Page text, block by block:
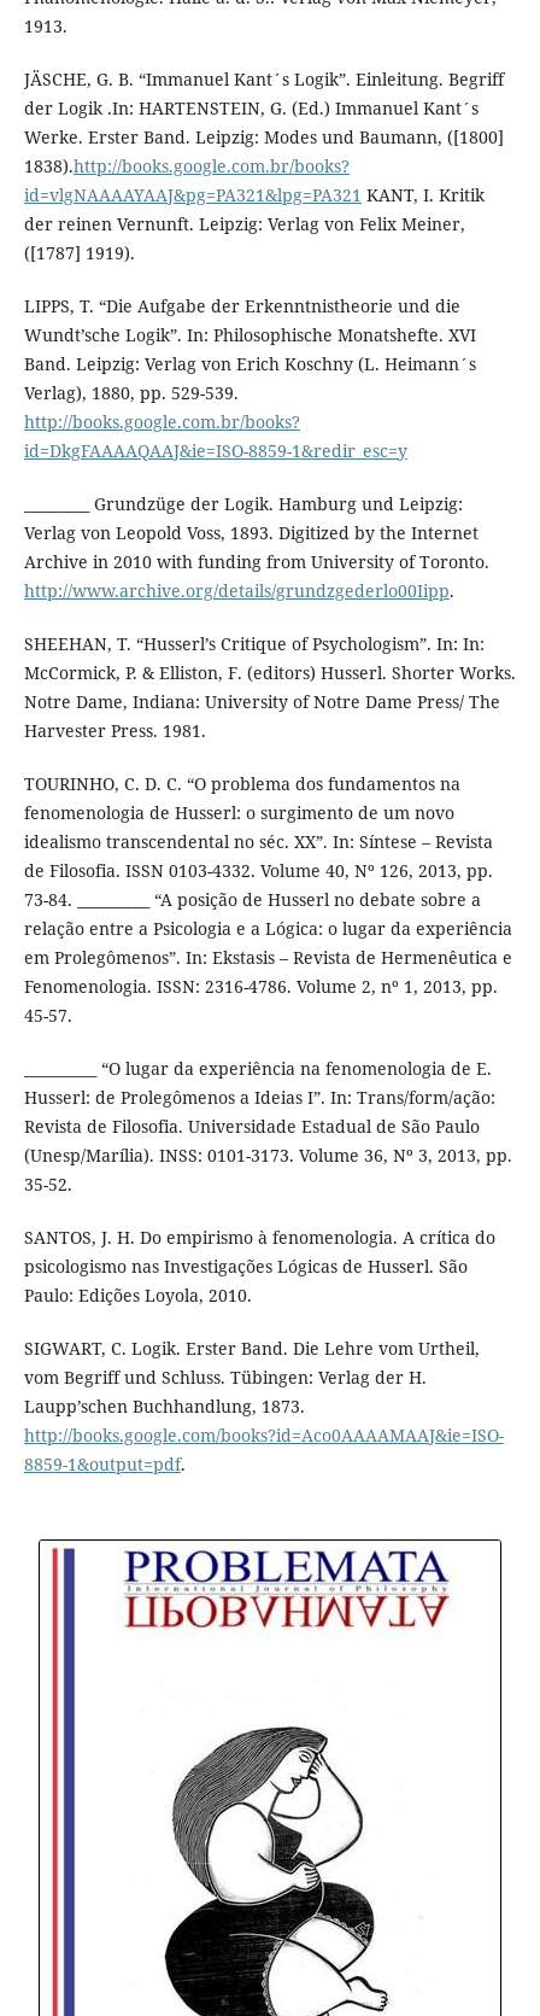
1913.
JÄSCHE, G. B. “Immanuel Kant´s Logik”. Einleitung. Begriff
der Logik .In: HARTENSTEIN, G. (Ed.) Immanuel Kant´s
Werke. Erster Band. Leipzig: Modes und Baumann, ([1800]
1838).http://books.google.com.br/books?
id=vlgNAAAAYAAJ&pg=PA321&lpg=PA321 KANT, I. Kritik
der reinen Vernunft. Leipzig: Verlag von Felix Meiner,
([1787] 1919).
LIPPS, T. “Die Aufgabe der Erkenntnistheorie und die
Wundt’sche Logik”. In: Philosophische Monatshefte. XVI
Band. Leipzig: Verlag von Erich Koschny (L. Heimann´s
Verlag), 1880, pp. 529-539.
http://books.google.com.br/books?
id=DkgFAAAAQAAJ&ie=ISO-8859-1&redir_esc=y
_________ Grundzüge der Logik. Hamburg und Leipzig:
Verlag von Leopold Voss, 1893. Digitized by the Internet
Archive in 2010 with funding from University of Toronto.
http://www.archive.org/details/grundzgederlo00Iipp.
SHEEHAN, T. “Husserl’s Critique of Psychologism”. In: In:
McCormick, P. & Elliston, F. (editors) Husserl. Shorter Works.
Notre Dame, Indiana: University of Notre Dame Press/ The
Harvester Press. 1981.
TOURINHO, C. D. C. “O problema dos fundamentos na
fenomenologia de Husserl: o surgimento de um novo
idealismo transcendental no séc. XX”. In: Síntese – Revista
de Filosofia. ISSN 0103-4332. Volume 40, Nº 126, 2013, pp.
73-84. __________ “A posição de Husserl no debate sobre a
relação entre a Psicologia e a Lógica: o lugar da experiência
em Prolegômenos”. In: Ekstasis – Revista de Hermenêutica e
Fenomenologia. ISSN: 2316-4786. Volume 2, nº 1, 2013, pp.
45-57.
__________ “O lugar da experiência na fenomenologia de E.
Husserl: de Prolegômenos a Ideias I”. In: Trans/form/ação:
Revista de Filosofia. Universidade Estadual de São Paulo
(Unesp/Marília). INSS: 0101-3173. Volume 36, Nº 3, 2013, pp.
35-52.
SANTOS, J. H. Do empirismo à fenomenologia. A crítica do
psicologismo nas Investigações Lógicas de Husserl. São
Paulo: Edições Loyola, 2010.
SIGWART, C. Logik. Erster Band. Die Lehre vom Urtheil,
vom Begriff und Schluss. Tübingen: Verlag der H.
Laupp’schen Buchhandlung, 1873.
http://books.google.com/books?id=Aco0AAAAMAAJ&ie=ISO-
8859-1&output=pdf.